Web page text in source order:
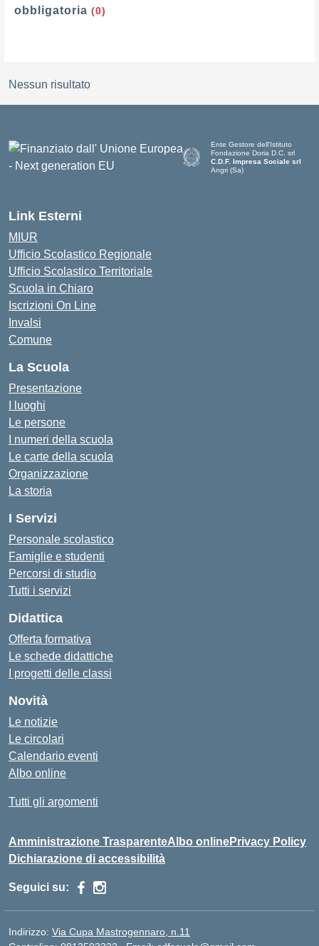
obbligatoria (0)
Nessun risultato
Ente Gestore dell'Istituto
Fondazione Doria D.C. srl
C.D.F. Impresa Sociale srl
Angri (Sa)
Link Esterni
MIUR
Ufficio Scolastico Regionale
Ufficio Scolastico Territoriale
Scuola in Chiaro
Iscrizioni On Line
Invalsi
Comune
La Scuola
Presentazione
I luoghi
Le persone
I numeri della scuola
Le carte della scuola
Organizzazione
La storia
I Servizi
Personale scolastico
Famiglie e studenti
Percorsi di studio
Tutti i servizi
Didattica
Offerta formativa
Le schede didattiche
I progetti delle classi
Novità
Le notizie
Le circolari
Calendario eventi
Albo online
Tutti gli argomenti
Amministrazione TrasparenteAlbo onlinePrivacy Policy
Dichiarazione di accessibilità
Seguici su:
Indirizzo: Via Cupa Mastrogennaro, n.11